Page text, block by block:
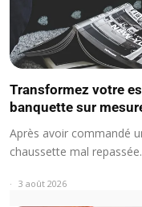
Transformez votre
banquette sur
Après avoir commandé
chaussette mal
3 août 2026